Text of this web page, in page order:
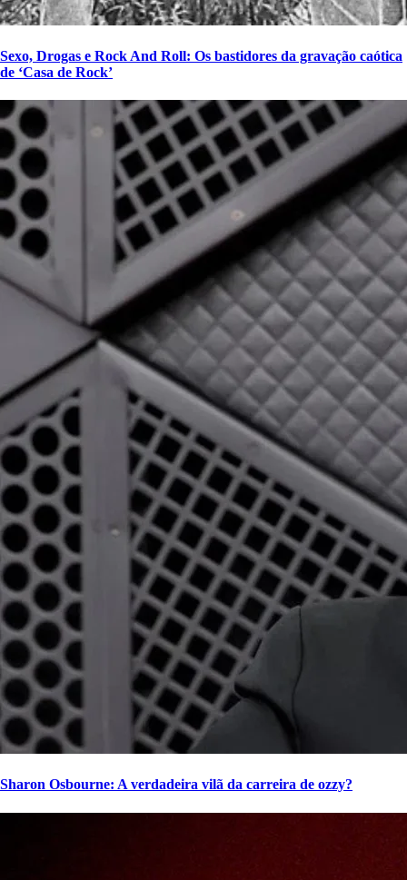
Sexo, Drogas e Rock And Roll: Os bastidores da gravação caótica
de ‘Casa de Rock’
Sharon Osbourne: A verdadeira vilã da carreira de ozzy?